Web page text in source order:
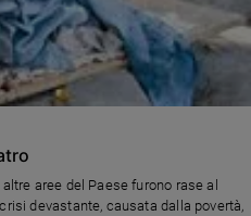
aree del Paese furono rase al
devastante, causata dalla povertà,